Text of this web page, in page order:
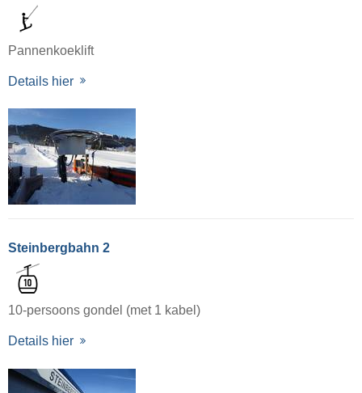
Pannenkoeklift
Details hier
Steinbergbahn 2
10-persoons gondel (met 1 kabel)
Details hier